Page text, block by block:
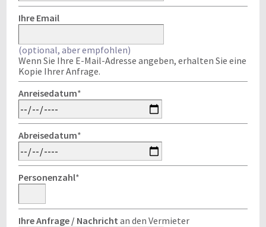
Ihre Email
(optional, aber empfohlen)
Wenn Sie Ihre E-Mail-Adresse angeben, erhalten Sie eine
Kopie Ihrer Anfrage.
Anreisedatum*
Abreisedatum*
Personenzahl*
Ihre Anfrage / Nachricht an den Vermieter